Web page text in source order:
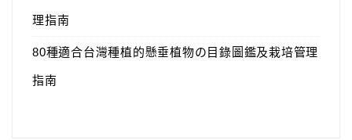
理指南
80種適合台灣種植的懸垂植物の目錄圖鑑及栽培管理
指南